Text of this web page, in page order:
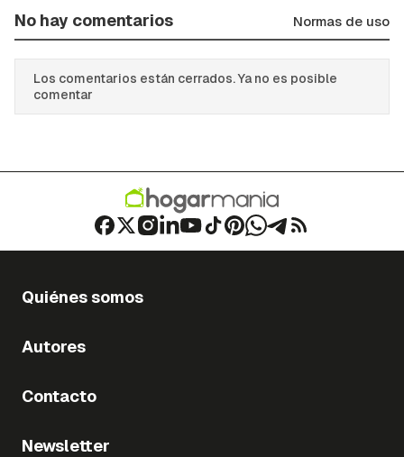
No hay comentarios Normas de uso
Los comentarios están cerrados. Ya no es posible
comentar
Quiénes somos
Autores
Contacto
Newsletter